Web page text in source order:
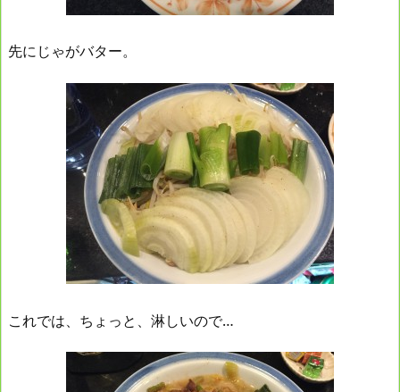
先にじゃがバター。
これでは、ちょっと、淋しいので…